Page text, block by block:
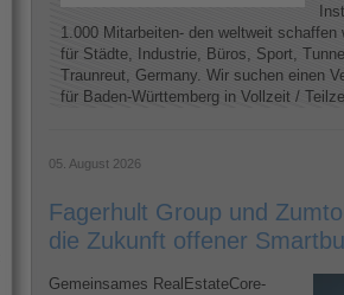
1.000 Mitarbeiten- den weltweit
für Städte, Industrie, Büros, Sport,
Traunreut, Germany. Wir suchen einen
für Baden-Württemberg in Vollzeit /
05. August 2026
Fagerhult Group und
die Zukunft offener
Gemeinsames RealEstateCore-